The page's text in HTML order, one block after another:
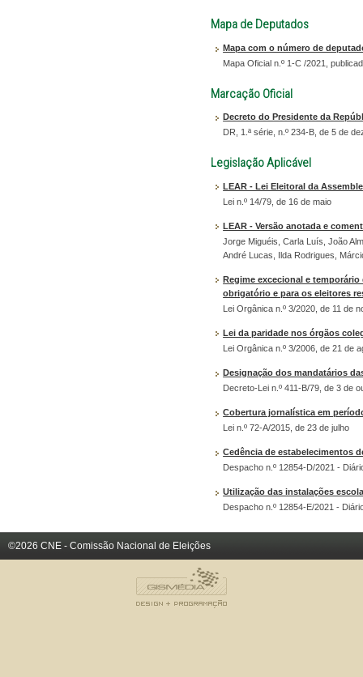
Mapa de Deputados
Mapa com o número de
Mapa Oficial n.º 1-C /2021,
Marcação Oficial
Decreto do Presidente da
DR, 1.ª série, n.º 234-B, de 5 de
Legislação Aplicável
LEAR - Lei Eleitoral da
Lei n.º 14/79, de 16 de maio
LEAR - Versão anotada e
Jorge Miguéis, Carla Luís, João
André Lucas, Ilda Rodrigues,
Regime excecional e
obrigatório e para os eleitores
Lei Orgânica n.º 3/2020, de 11 de
Lei da paridade nos órgãos
Lei Orgânica n.º 3/2006, de 21 de
Designação dos mandatários
Decreto-Lei n.º 411-B/79, de 3 de
Cobertura jornalística em
Lei n.º 72-A/2015, de 23 de julho
Cedência de estabelecimentos
Despacho n.º 12854-D/2021 -
Utilização das instalações
Despacho n.º 12854-E/2021 -
©2026 CNE - Comissão Nacional de Eleições